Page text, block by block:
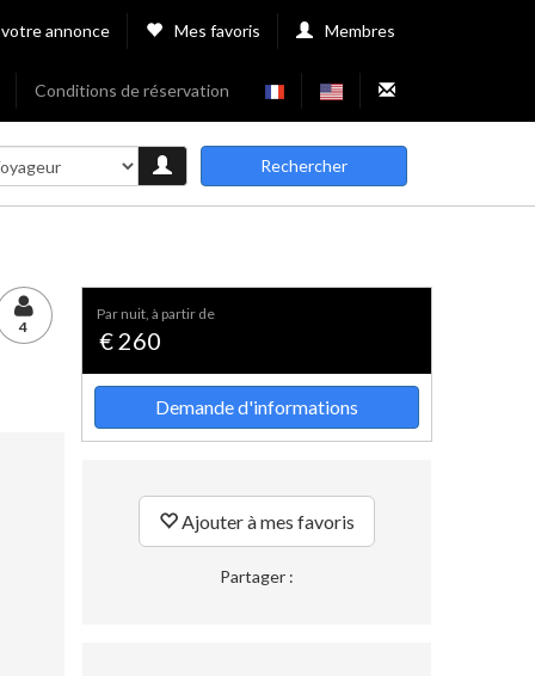
annonce Mes favoris Membres
Conditions de réservation
Rechercher
4
par nuit, à partir de
€ 260
Demande d'informations
Ajouter à mes favoris
Partager :